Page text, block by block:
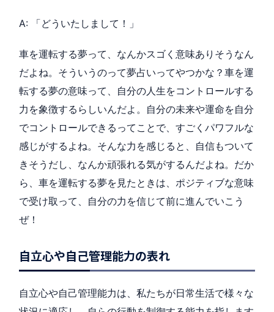
A: 「どういたしまして！」
車を運転する夢って、なんかスゴく意味ありそうなん
だよね。そういうのって夢占いってやつかな？車を運
転する夢の意味って、自分の人生をコントロールする
力を象徴するらしいんだよ。自分の未来や運命を自分
でコントロールできるってことで、すごくパワフルな
感じがするよね。そんな力を感じると、自信もついて
きそうだし、なんか頑張れる気がするんだよね。だか
ら、車を運転する夢を見たときは、ポジティブな意味
で受け取って、自分の力を信じて前に進んでいこう
ぜ！
自立心や自己管理能力の表れ
自立心や自己管理能力は、私たちが日常生活で様々な